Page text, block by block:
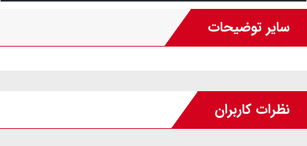
سایر توضیحات
نظرات کاربران